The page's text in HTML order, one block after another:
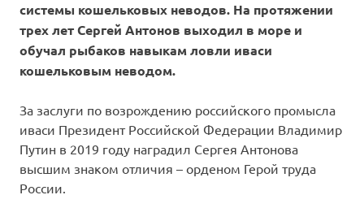
системы кошельковых неводов. На протяжении
трех лет Сергей Антонов выходил в море и
обучал рыбаков навыкам ловли иваси
кошельковым неводом.
За заслуги по возрождению российского промысла
иваси Президент Российской Федерации Владимир
Путин в 2019 году наградил Сергея Антонова
высшим знаком отличия – орденом Герой труда
России.